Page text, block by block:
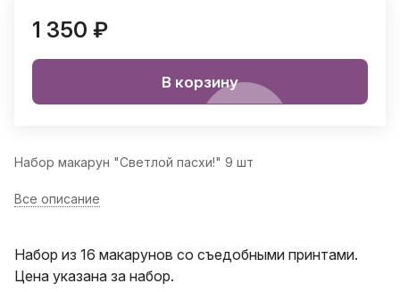
1 350 ₽
В корзину
Набор макарун "Светлой пасхи!" 9 шт
Все описание
Набор из 16 макарунов со съедобными принтами.
Цена указана за набор.